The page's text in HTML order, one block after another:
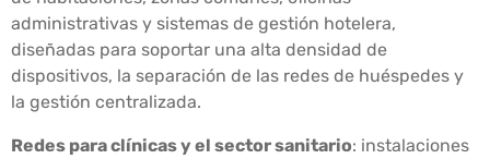
administrativas y sistemas de gestión hotelera,
diseñadas para soportar una alta densidad de
dispositivos, la separación de las redes de huéspedes y
la gestión centralizada.
Redes para clínicas y el sector sanitario: instalaciones